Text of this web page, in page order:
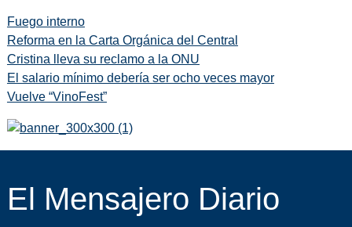
Fuego interno
Reforma en la Carta Orgánica del Central
Cristina lleva su reclamo a la ONU
El salario mínimo debería ser ocho veces mayor
Vuelve “VinoFest”
El Mensajero Diario